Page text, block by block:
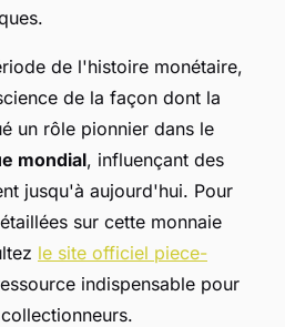
de l'histoire monétaire,
de la façon dont la
un rôle pionnier dans le
mondial, influençant des
jusqu'à aujourd'hui. Pour
sur cette monnaie
le site officiel piece-
indispensable pour